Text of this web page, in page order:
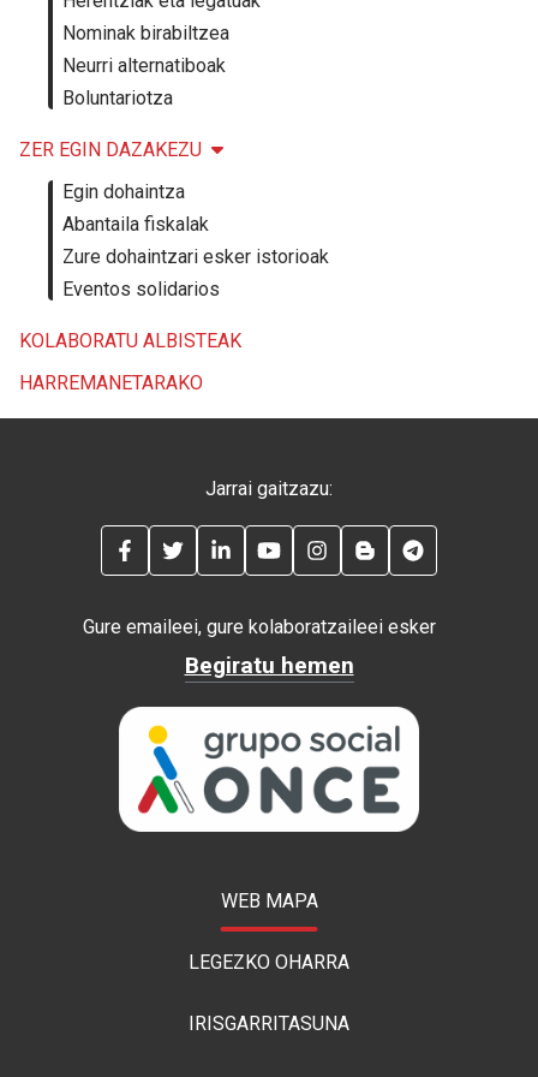
Nominak birabiltzea
Neurri alternatiboak
Boluntariotza
ZER EGIN DAZAKEZU
Egin dohaintza
Abantaila fiskalak
Zure dohaintzari esker istorioak
Eventos solidarios
KOLABORATU ALBISTEAK
HARREMANETARAKO
Jarrai gaitzazu:
FACEBOOKTWITTERLINKEDINYOUTUBEINSTAGRAM
BLOG
Gure emaileei, gure kolaboratzaileei esker
Begiratu hemen
WEB MAPA
LEGEZKO OHARRA
IRISGARRITASUNA